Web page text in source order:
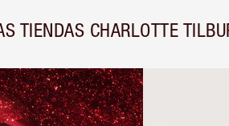
TIENDAS CHARLOTTE